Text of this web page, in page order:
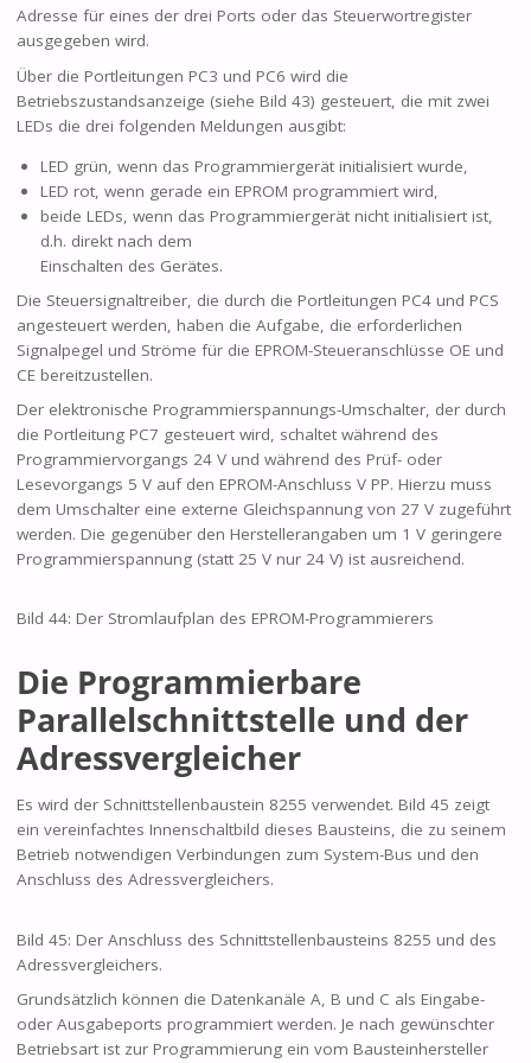
Adresse für eines der drei Ports oder das Steuerwortregister
ausgegeben wird.
Über die Portleitungen PC3 und PC6 wird die
Betriebszustandsanzeige (siehe Bild 43) gesteuert, die mit zwei
LEDs die drei folgenden Meldungen ausgibt:
LED grün, wenn das Programmiergerät initialisiert wurde,
LED rot, wenn gerade ein EPROM programmiert wird,
beide LEDs, wenn das Programmiergerät nicht initialisiert ist,
d.h. direkt nach dem
Einschalten des Gerätes.
Die Steuersignaltreiber, die durch die Portleitungen PC4 und PCS
angesteuert werden, haben die Aufgabe, die erforderlichen
Signalpegel und Ströme für die EPROM-Steueranschlüsse OE und
CE bereitzustellen.
Der elektronische Programmierspannungs-Umschalter, der durch
die Portleitung PC7 gesteuert wird, schaltet während des
Programmiervorgangs 24 V und während des Prüf- oder
Lesevorgangs 5 V auf den EPROM-Anschluss V PP. Hierzu muss
dem Umschalter eine externe Gleichspannung von 27 V zugeführt
werden. Die gegenüber den Herstellerangaben um 1 V geringere
Programmierspannung (statt 25 V nur 24 V) ist ausreichend.
Bild 44: Der Stromlaufplan des EPROM-Programmierers
Die Programmierbare
Parallelschnittstelle und der
Adressvergleicher
Es wird der Schnittstellenbaustein 8255 verwendet. Bild 45 zeigt
ein vereinfachtes Innenschaltbild dieses Bausteins, die zu seinem
Betrieb notwendigen Verbindungen zum System-Bus und den
Anschluss des Adressvergleichers.
Bild 45: Der Anschluss des Schnittstellenbausteins 8255 und des
Adressvergleichers.
Grundsätzlich können die Datenkanäle A, B und C als Eingabe-
oder Ausgabeports programmiert werden. Je nach gewünschter
Betriebsart ist zur Programmierung ein vom Bausteinhersteller